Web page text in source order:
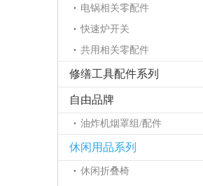
电锅相关零配件
快速炉开关
共用相关零配件
修缮工具配件系列
自由品牌
油炸机烟罩组/配件
休闲用品系列
休闲折叠椅